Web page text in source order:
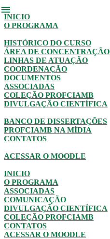
menu
INICIO
O PROGRAMA
HISTÓRICO DO CURSO
ÁREA DE CONCENTRAÇÃO
LINHAS DE ATUAÇÃO
COORDENAÇÃO
DOCUMENTOS
ASSOCIADAS
COLEÇÃO PROFCIAMB
DIVULGAÇÃO CIENTÍFICA
BANCO DE DISSERTAÇÕES
PROFCIAMB NA MÍDIA
CONTATOS
ACESSAR O MOODLE
INICIO
O PROGRAMA
ASSOCIADAS
COMUNICAÇÃO
DIVULGAÇÃO CIENTÍFICA
COLEÇÃO PROFCIAMB
CONTATOS
ACESSAR O MOODLE